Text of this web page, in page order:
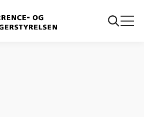
B.V.'s erhvervelse af enekontrol over HKScan
Denmark AS